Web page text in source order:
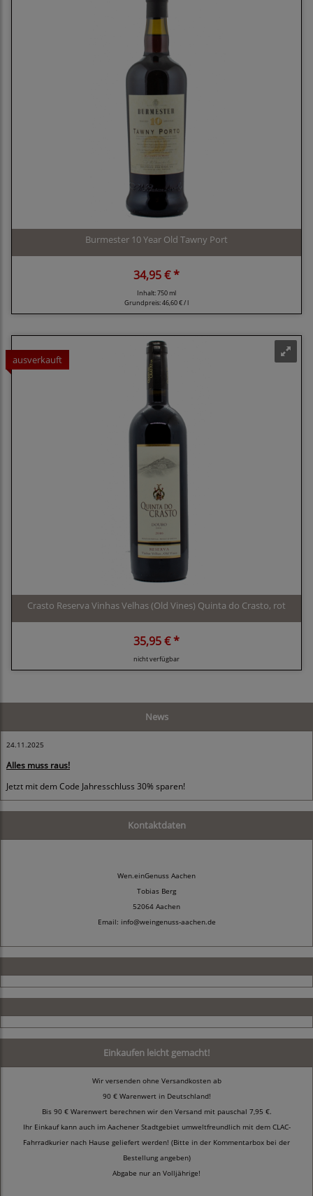
Burmester 10 Year Old Tawny Port
34,95 € *
Inhalt: 750 ml
Grundpreis:46,60 € / l
ausverkauft
Crasto Reserva Vinhas Velhas (Old Vines) Quinta do Crasto, rot
35,95 € *
nicht verfügbar
News
24.11.2025
Alles muss raus!
Jetzt mit dem Code Jahresschluss 30% sparen!
Kontaktdaten
Wen.einGenuss Aachen
Tobias Berg
52064 Aachen
Email: info@weingenuss-aachen.de
Einkaufen leicht gemacht!
Wir versenden ohne Versandkosten ab
90 € Warenwert in Deutschland!
Bis 90 € Warenwert berechnen wir den Versand mit pauschal 7,95 €.
Ihr Einkauf kann auch im Aachener Stadtgebiet umweltfreundlich mit dem CLAC-
Fahrradkurier nach Hause geliefert werden! (Bitte in der Kommentarbox bei der
Bestellung angeben)
Abgabe nur an Volljährige!